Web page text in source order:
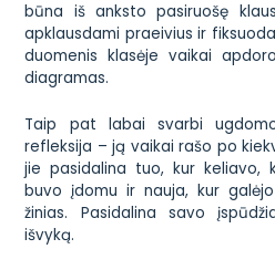
būna iš anksto pasiruošę
apklausdami praeivius ir
duomenis klasėje vaikai
diagramas.
Taip pat labai svarbi
refleksija – ją vaikai rašo po
jie pasidalina tuo, kur keliavo,
buvo įdomu ir nauja, kur
žinias. Pasidalina savo
išvyką.